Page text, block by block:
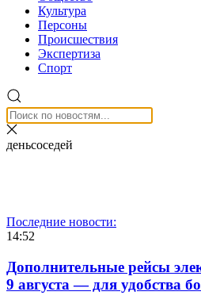
Культура
Персоны
Происшествия
Экспертиза
Спорт
деньсоседей
Последние новости:
14:52
Дополнительные рейсы
9 августа — для удобства